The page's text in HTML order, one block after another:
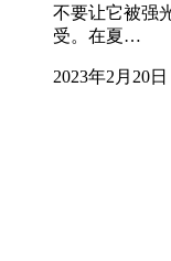
不要让它被强
受。在夏…
2023年2月20日